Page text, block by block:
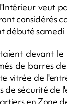
veut
considérés
débuté
devant le
de barres
vitrée de
de sécurité de
en Zone